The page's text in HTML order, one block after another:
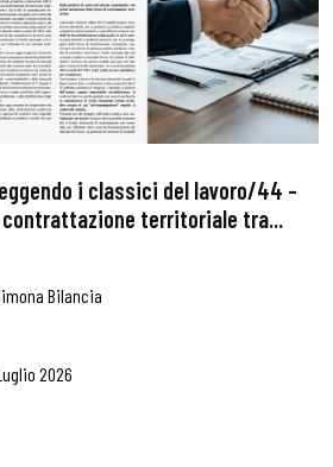
i classici del lavoro/44 –
contrattazione territoriale tra...
Bilancia
2026